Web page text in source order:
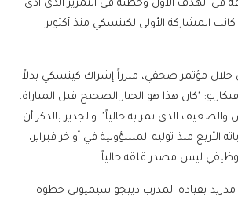
في الهدف الأول وخطئه في التمرير الذي أدى
المشاركة الأولى لكينسكي منذ أكتوبر
خلال مؤتمر صحفي، مبرراً إشراك كينسكي بدلاً
"كان هذا هو الخيار الصحيح قبل المباراة،
الذي نمر به حالياً". والجدير بالذكر أن
الأربع منذ توليه المسؤولية في أواخر فبراير،
ليس مصدر قلقه حالياً.
بقيادة المدرب دييجو سيميوني خطوة